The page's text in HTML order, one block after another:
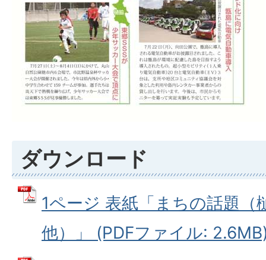
ダウンロード
1ページ 表紙「まちの話題（
他）」 (PDFファイル: